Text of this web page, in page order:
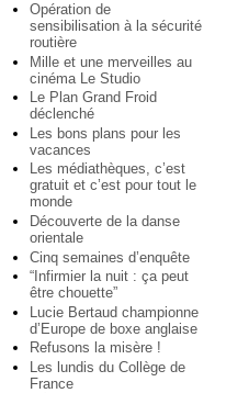
Opération de
sensibilisation à la sécurité
routière
Mille et une merveilles au
cinéma Le Studio
Le Plan Grand Froid
déclenché
Les bons plans pour les
vacances
Les médiathèques, c’est
gratuit et c’est pour tout le
monde
Découverte de la danse
orientale
Cinq semaines d’enquête
“Infirmier la nuit : ça peut
être chouette”
Lucie Bertaud championne
d’Europe de boxe anglaise
Refusons la misère !
Les lundis du Collège de
France